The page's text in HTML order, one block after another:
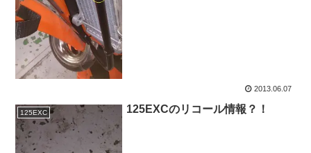
2013.06.07
125EXC 125EXCのリコール情報？！